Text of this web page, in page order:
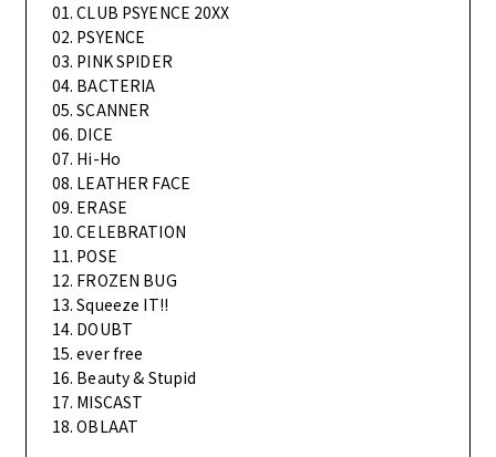
01. CLUB PSYENCE 20XX
02. PSYENCE
03. PINK SPIDER
04. BACTERIA
05. SCANNER
06. DICE
07. Hi-Ho
08. LEATHER FACE
09. ERASE
10. CELEBRATION
11. POSE
12. FROZEN BUG
13. Squeeze IT!!
14. DOUBT
15. ever free
16. Beauty & Stupid
17. MISCAST
18. OBLAAT